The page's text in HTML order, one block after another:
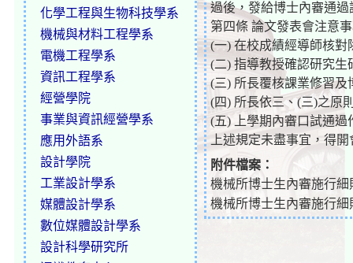
化學工程與生物科技學系
機械與材料工程學系
電機工程學系
資訊工程學系
經營學院
事業與資訊經營學系
應用外語系
設計學院
工業設計學系
媒體設計學系
數位媒體設計學系
設計科學研究所
過後，發給博士內審通
第四條 論文發表會注意
(一) 在校成績經導師核
(二) 指導教授確認研究
(三) 所長覆核課業修習及
(四) 所長依三、(三)之原
(五) 上學期內審口試通過
上述規定未盡事宜，得
附件檔案：
機械所博士生內審施行細
機械所博士生內審施行